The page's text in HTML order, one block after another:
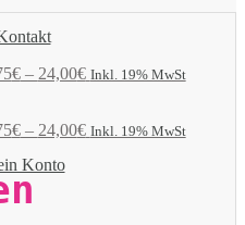
Konto
€– 24,00€ Inkl. 19% MwSt
€– 24,00€ Inkl. 19% MwSt